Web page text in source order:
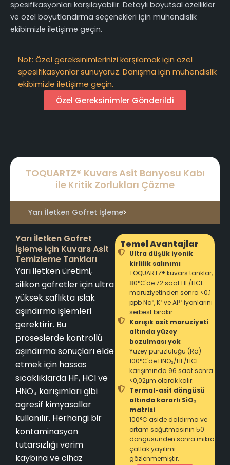
spesifikasyonları karşılayabilir. Detaylı boyutsal özellikler
ve özel boyutlandırma seçenekleri için mühendislik
ekibimizle iletişime geçin.
Not: Özel gereksinimlerinizi karşılamak için özel
spesifikasyonlar sunuyoruz. Danışma için mühendislik
ekibimizle iletişime geçin.
Özel Gereksinimler Gönderildi
TOQUARTZ® Kuvars Asit Banyosu Kabı
ile Kritik Zorlukları Çözme
Yarı İletken Gofret İşleme
Yarı İletken Gofret
İşleme için Kuvars Asit
Temizleme Tankları
Yarı iletken üretimi,
silikon gofretler için ultra
yüksek saflıkta ıslak
aşındırma işlemleri
gerektirir. Bu
proseslerde kontrollü
aşındırma sonuçları elde
etmek için hassas
sıcaklıklarda HF, HCl ve
HNO₃ karışımları gibi
agresif kimyasallar
kullanılır. Herhangi bir
kontaminasyon
tutarsızlığı verim
kaybına ve cihaz
Temel Avantajlar
Ultra düşük iyonik
kirlilik salınımı
TOQUARTZ® kuvars tanklar,
80°C'de 72 saat HF/HCl
maruziyetinden sonra <0,1
ppb Na⁺, K⁺ ve Al³⁺ iyonlarını
serbest bırakır.
Karışık asit maruziyeti
altında yüzey
bozulması yok
Yüzey pürüzlülüğü (Ra)
100°C'de HNO₃/HF/HCl
karışımında 96 saat sonra
<0,02μm olarak kalır.
Termal-asit döngüsü
altında kararlı SiO₂
matrisi
100°C aside daldırma ve
ortam soğutmasının 50
döngüsünden sonra mikro
çatlak yayılımı
gözlenmemiştir.